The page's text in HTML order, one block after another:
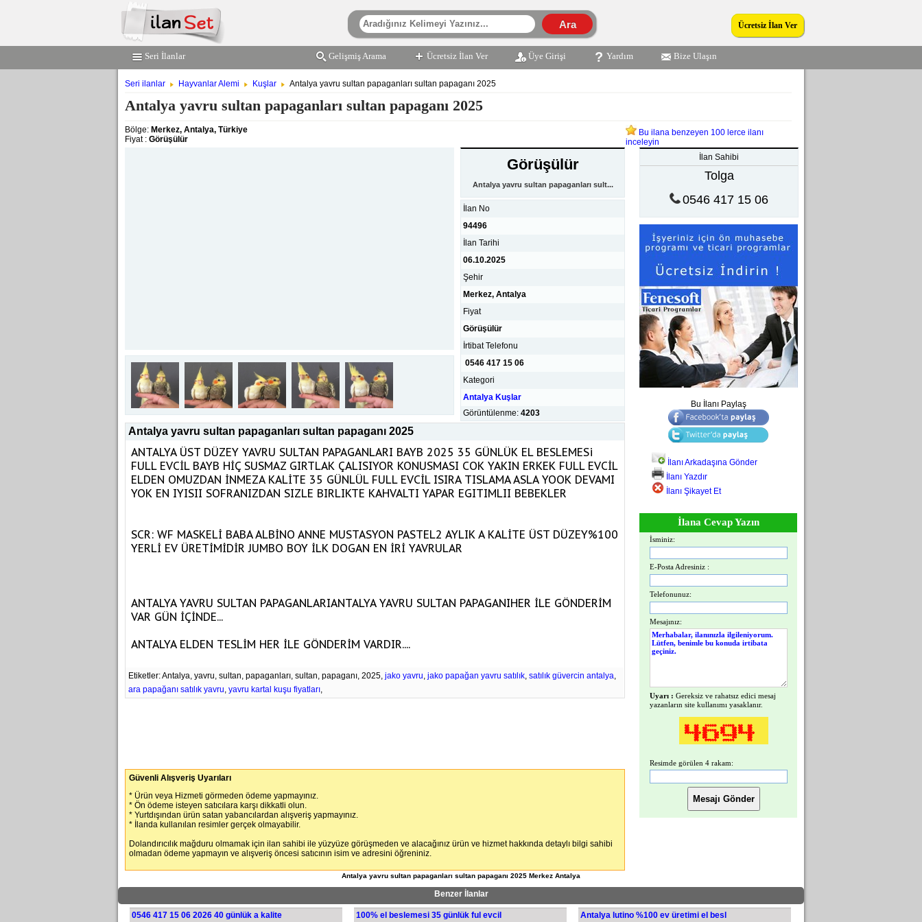
Ücretsiz İlan Ver
Seri İlanlar Gelişmiş Arama Ücretsiz İlan Ver Üye Girişi Yardım Bize Ulaşın
Seri ilanlar Hayvanlar Alemi Kuşlar Antalya yavru sultan papaganları sultan papaganı 2025
Antalya yavru sultan papaganları sultan papaganı 2025
Bölge: Merkez, Antalya, Türkiye
Fiyat : Görüşülür
Bu ilana benzeyen 100 lerce ilanı
inceleyin
Görüşülür
Antalya yavru sultan papaganları sult...
İlan No
94496
İlan Tarihi
06.10.2025
Şehir
Merkez, Antalya
Fiyat
Görüşülür
İrtibat Telefonu
0546 417 15 06
Kategori
Antalya Kuşlar
Görüntülenme: 4203
Antalya yavru sultan papaganları sultan papaganı 2025
ANTALYA ÜST DÜZEY YAVRU SULTAN PAPAGANLARI BAYB 2025 35 GÜNLÜK EL BESLEMESi
FULL EVCİL BAYB HİÇ SUSMAZ GIRTLAK ÇALISIYOR KONUSMASI COK YAKIN ERKEK FULL EVCİL
ELDEN OMUZDAN İNMEZA KALİTE 35 GÜNLÜL FULL EVCİL ISIRA TISLAMA ASLA YOOK DEVAMI
YOK EN IYISII SOFRANIZDAN SIZLE BIRLIKTE KAHVALTI YAPAR EGITIMLII BEBEKLER
SCR: WF MASKELİ BABA ALBİNO ANNE MUSTASYON PASTEL2 AYLIK A KALİTE ÜST DÜZEY%100
YERLİ EV ÜRETİMİDİR JUMBO BOY İLK DOGAN EN İRİ YAVRULAR
ANTALYA YAVRU SULTAN PAPAGANLARIANTALYA YAVRU SULTAN PAPAGANIHER İLE GÖNDERİM
VAR GÜN İÇİNDE...
ANTALYA ELDEN TESLİM HER İLE GÖNDERİM VARDIR....
Etiketler: Antalya, yavru, sultan, papaganları, sultan, papaganı, 2025, jako yavru, jako papağan yavru satılık, satılık güvercin antalya,
ara papağanı satılık yavru, yavru kartal kuşu fiyatları,
Güvenli Alışveriş Uyarıları
* Ürün veya Hizmeti görmeden ödeme yapmayınız.
* Ön ödeme isteyen satıcılara karşı dikkatli olun.
* Yurtdışından ürün satan yabancılardan alışveriş yapmayınız.
* İlanda kullanılan resimler gerçek olmayabilir.
Dolandırıcılık mağduru olmamak için ilan sahibi ile yüzyüze görüşmeden ve alacağınız ürün ve hizmet hakkında detaylı bilgi sahibi
olmadan ödeme yapmayın ve alışveriş öncesi satıcının isim ve adresini öğreniniz.
İlan Sahibi
Tolga
0546 417 15 06
Bu İlanı Paylaş
İlanı Arkadaşına Gönder
İlanı Yazdır
İlanı Şikayet Et
İlana Cevap Yazın
İsminiz:
E-Posta Adresiniz :
Telefonunuz:
Mesajınız:
Uyarı : Gereksiz ve rahatsız edici mesaj
yazanların site kullanımı yasaklanır.
Resimde görülen 4 rakam:
Antalya yavru sultan papaganları sultan papaganı 2025 Merkez Antalya
Benzer İlanlar
0546 417 15 06 2026 40 günlük a kalite 100% el beslemesi 35 günlük ful evcil Antalya lutino %100 ev üretimi el besl